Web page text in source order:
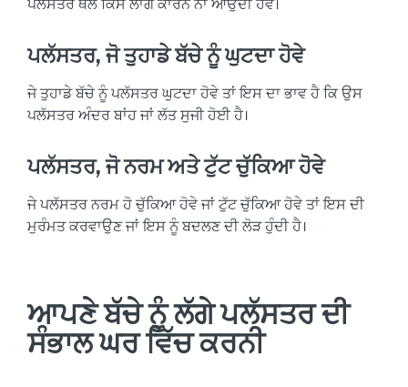
ਪਲੱਸਤਰ, ਜੋ ਤੁਹਾਡੇ ਬੱਚੇ ਨੂੰ ਘੁਟਦਾ ਹੋਵੇ
ਜੇ ਤੁਹਾਡੇ ਬੱਚੇ ਨੂੰ ਪਲੱਸਤਰ ਘੁਟਦਾ ਹੋਵੇ ਤਾਂ ਇਸ ਦਾ ਭਾਵ ਹੈ ਕਿ ਉਸ
ਪਲੱਸਤਰ ਅੰਦਰ ਬਾਂਹ ਜਾਂ ਲੱਤ ਸੁਜੀ ਹੋਈ ਹੈ।
ਪਲੱਸਤਰ, ਜੋ ਨਰਮ ਅਤੇ ਟੁੱਟ ਚੁੱਕਿਆ ਹੋਵੇ
ਜੇ ਪਲੱਸਤਰ ਨਰਮ ਹੋ ਚੁੱਕਿਆ ਹੋਵੇ ਜਾਂ ਟੁੱਟ ਚੁੱਕਿਆ ਹੋਵੇ ਤਾਂ ਇਸ ਦੀ
ਮੁਰੰਮਤ ਕਰਵਾਉਣ ਜਾਂ ਇਸ ਨੂੰ ਬਦਲਣ ਦੀ ਲੋੜ ਹੁੰਦੀ ਹੈ।
ਆਪਣੇ ਬੱਚੇ ਨੂੰ ਲੱਗੇ ਪਲੱਸਤਰ ਦੀ
ਸੰਭਾਲ ਘਰ ਵਿੱਚ ਕਰਨੀ